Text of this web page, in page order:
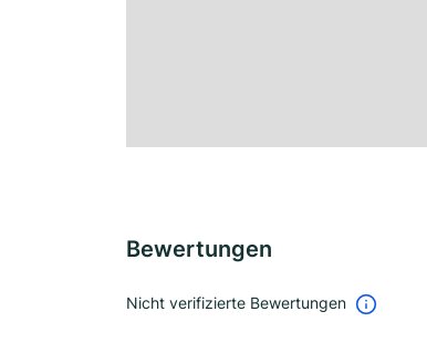
Bewertungen
Nicht verifizierte Bewertungen